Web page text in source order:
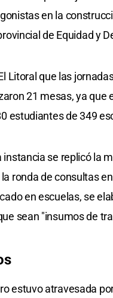
en la
de Equidad y
Litoral que las
21 mesas, ya
estudiantes de 349
se replicó la
ronda de consultas
en escuelas, se
sean "insumos de
estuvo atravesada